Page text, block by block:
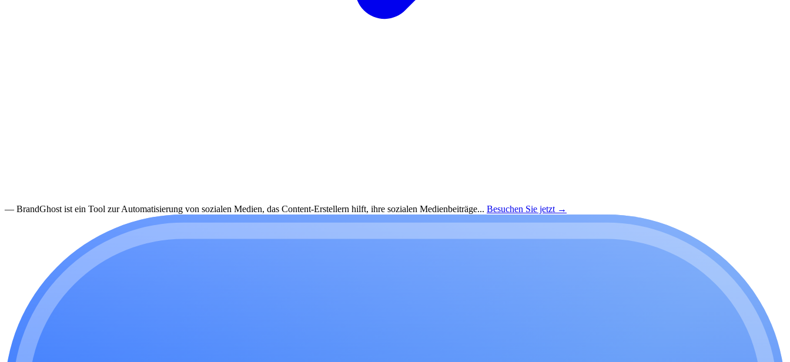
— BrandGhost ist ein Tool zur Automatisierung von sozialen Medien, das Content-Erstellern hilft, ihre sozialen Medienbeiträge... Besuchen Sie jetzt →